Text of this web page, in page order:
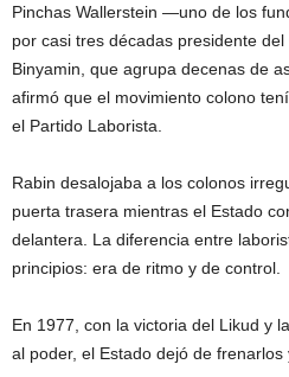
Pinchas Wallerstein —uno de los
por casi tres décadas presidente
Binyamin, que agrupa decenas de
afirmó que el movimiento colono
el Partido Laborista.
Rabin desalojaba a los colonos
puerta trasera mientras el Estado
delantera. La diferencia entre
principios: era de ritmo y de control.
En 1977, con la victoria del Likud y
al poder, el Estado dejó de frenarlos